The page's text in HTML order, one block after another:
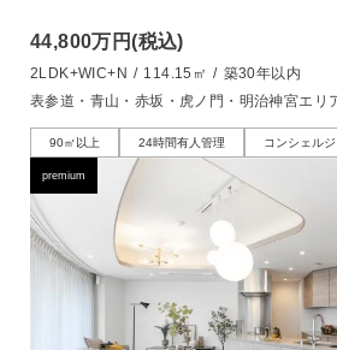
44,800万円(税込)
2LDK+WIC+N / 114.15㎡ / 築30年以内
表参道・青山・赤坂・虎ノ門・明治神宮エリ
90㎡以上 24時間有人管理 コンシェルジ
premium